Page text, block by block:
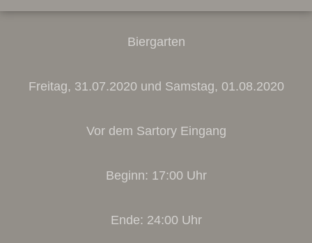
Biergarten
Freitag, 31.07.2020 und Samstag, 01.08.2020
Vor dem Sartory Eingang
Beginn: 17:00 Uhr
Ende: 24:00 Uhr